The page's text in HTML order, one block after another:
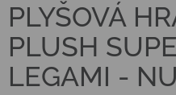
PLYŠOVÁ
PLUSH
LEGAMI -